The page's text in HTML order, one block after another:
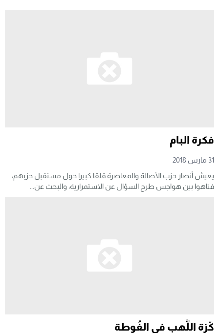
فكرة البام
31 مارس 2018
يعيش أنصار حزب الأصالة والمعاصرة قلقا كبيرا حول مستقبل حزبهم،
فتاهوا بين هواجس طرح السؤال عن الاستمرارية، والبحث عن...
كُرَة اللَّهب في الغُوطة